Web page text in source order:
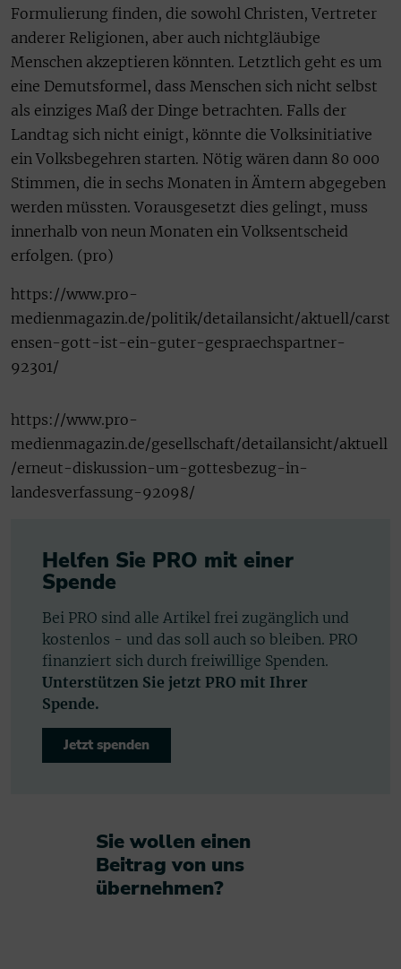
Formulierung finden, die sowohl Christen, Vertreter
anderer Religionen, aber auch nichtgläubige
Menschen akzeptieren könnten. Letztlich geht es um
eine Demutsformel, dass Menschen sich nicht selbst
als einziges Maß der Dinge betrachten. Falls der
Landtag sich nicht einigt, könnte die Volksinitiative
ein Volksbegehren starten. Nötig wären dann 80 000
Stimmen, die in sechs Monaten in Ämtern abgegeben
werden müssten. Vorausgesetzt dies gelingt, muss
innerhalb von neun Monaten ein Volksentscheid
erfolgen. (pro)
https://www.pro-
medienmagazin.de/politik/detailansicht/aktuell/carst
ensen-gott-ist-ein-guter-gespraechspartner-
92301/
https://www.pro-
medienmagazin.de/gesellschaft/detailansicht/aktuell
/erneut-diskussion-um-gottesbezug-in-
landesverfassung-92098/
Helfen Sie PRO mit einer
Spende
Bei PRO sind alle Artikel frei zugänglich und
kostenlos - und das soll auch so bleiben. PRO
finanziert sich durch freiwillige Spenden.
Unterstützen Sie jetzt PRO mit Ihrer
Spende.
Jetzt spenden
Sie wollen einen
Beitrag von uns
übernehmen?​